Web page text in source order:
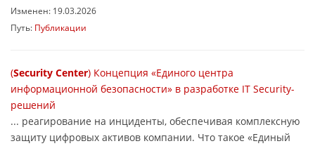
Изменен: 19.03.2026
Путь: Публикации
(Security Center) Концепция «Единого центра
информационной безопасности» в разработке IT Security-
решений
... реагирование на инциденты, обеспечивая комплексную
защиту цифровых активов компании. Что такое «Единый